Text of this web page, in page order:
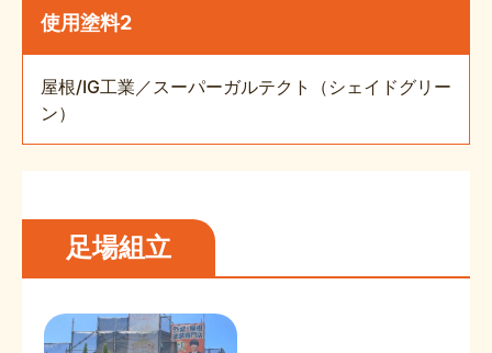
使用塗料2
屋根/IG工業／スーパーガルテクト（シェイドグリー
ン）
足場組立